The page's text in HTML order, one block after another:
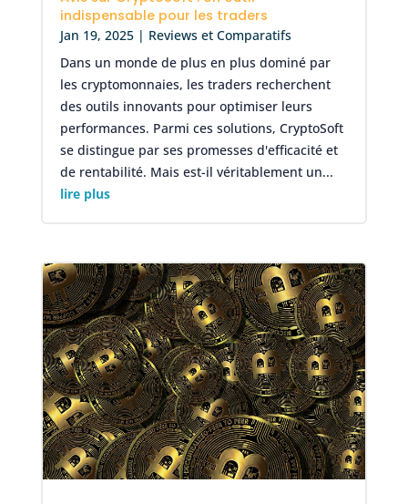
indispensable pour les traders
Jan 19, 2025| Reviews et Comparatifs
Dans un monde de plus en plus dominé par
les cryptomonnaies, les traders recherchent
des outils innovants pour optimiser leurs
performances. Parmi ces solutions, CryptoSoft
se distingue par ses promesses d'efficacité et
de rentabilité. Mais est-il véritablement un...
lire plus